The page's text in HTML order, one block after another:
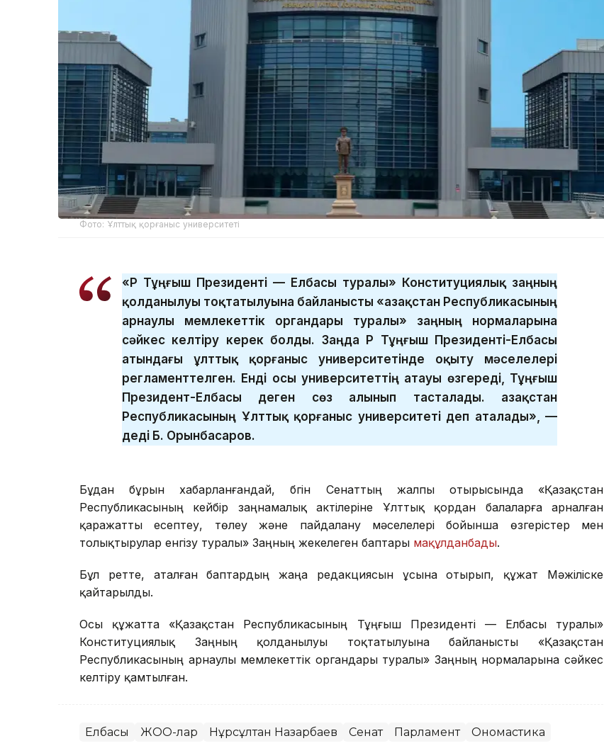
Фото: Ұлттық қорғаныс университеті
«ҚР Тұңғыш Президенті — Елбасы туралы» Конституциялық заңның
қолданылуы тоқтатылуына байланысты «Қазақстан Республикасының
арнаулы мемлекеттік органдары туралы» заңның нормаларына
сәйкес келтіру керек болды. Заңда ҚР Тұңғыш Президенті-Елбасы
атындағы ұлттық қорғаныс университетінде оқыту мәселелері
регламенттелген. Енді осы университеттің атауы өзгереді, Тұңғыш
Президент-Елбасы деген сөз алынып тасталады. Қазақстан
Республикасының Ұлттық қорғаныс университеті деп аталады», —
деді Б. Орынбасаров.
Бұдан бұрын хабарланғандай, бүгін Сенаттың жалпы отырысында «Қазақстан
Республикасының кейбір заңнамалық актілеріне Ұлттық қордан балаларға арналған
қаражатты есептеу, төлеу және пайдалану мәселелері бойынша өзгерістер мен
толықтырулар енгізу туралы» Заңның жекелеген баптары мақұлданбады.
Бұл ретте, аталған баптардың жаңа редакциясын ұсына отырып, құжат Мәжіліске
қайтарылды.
Осы құжатта «Қазақстан Республикасының Тұңғыш Президенті — Елбасы туралы»
Конституциялық Заңның қолданылуы тоқтатылуына байланысты «Қазақстан
Республикасының арнаулы мемлекеттік органдары туралы» Заңның нормаларына сәйкес
келтіру қамтылған.
Елбасы ЖОО-лар Нұрсұлтан Назарбаев Сенат Парламент Ономастика